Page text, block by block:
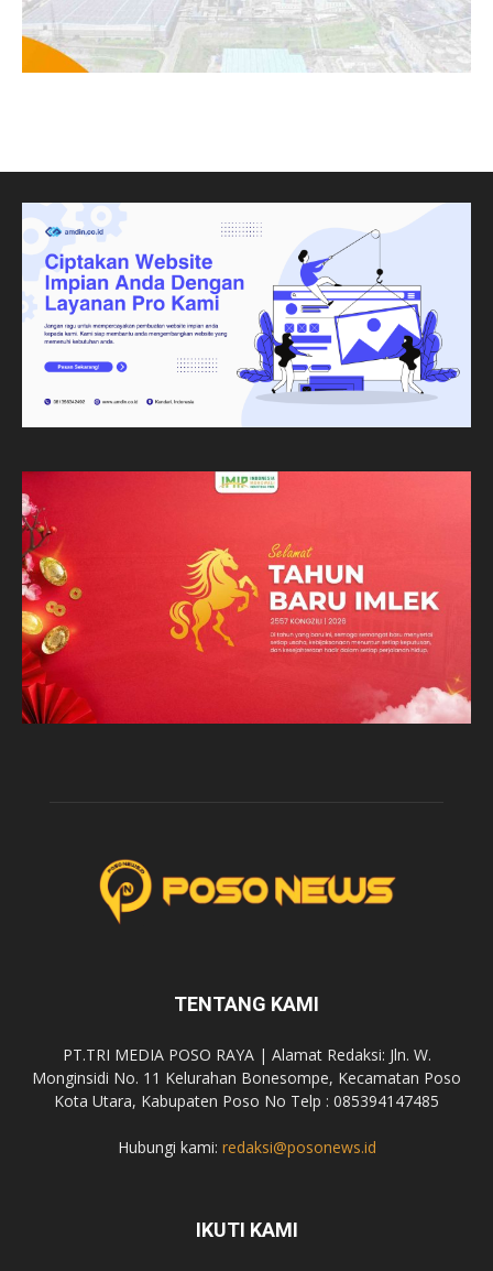
TENTANG KAMI
PT.TRI MEDIA POSO RAYA | Alamat Redaksi: Jln. W.
Monginsidi No. 11 Kelurahan Bonesompe, Kecamatan Poso
Kota Utara, Kabupaten Poso No Telp : 085394147485
Hubungi kami: redaksi@posonews.id
IKUTI KAMI